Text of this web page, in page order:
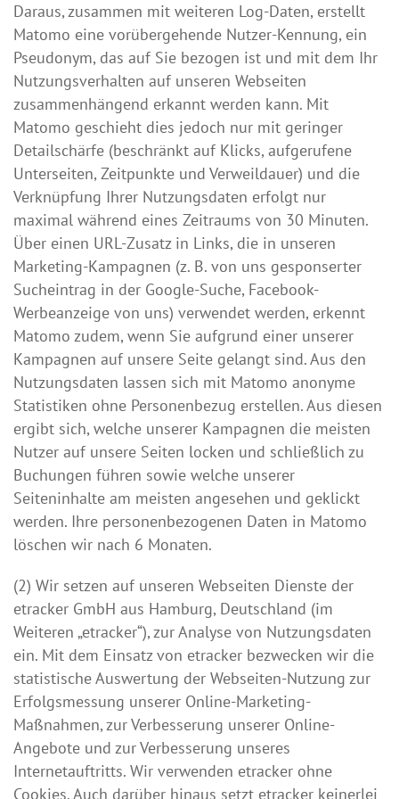
Daraus, zusammen mit weiteren Log-Daten, erstellt
Matomo eine vorübergehende Nutzer-Kennung, ein
Pseudonym, das auf Sie bezogen ist und mit dem Ihr
Nutzungsverhalten auf unseren Webseiten
zusammenhängend erkannt werden kann. Mit
Matomo geschieht dies jedoch nur mit geringer
Detailschärfe (beschränkt auf Klicks, aufgerufene
Unterseiten, Zeitpunkte und Verweildauer) und die
Verknüpfung Ihrer Nutzungsdaten erfolgt nur
maximal während eines Zeitraums von 30 Minuten.
Über einen URL-Zusatz in Links, die in unseren
Marketing-Kampagnen (z. B. von uns gesponserter
Sucheintrag in der Google-Suche, Facebook-
Werbeanzeige von uns) verwendet werden, erkennt
Matomo zudem, wenn Sie aufgrund einer unserer
Kampagnen auf unsere Seite gelangt sind. Aus den
Nutzungsdaten lassen sich mit Matomo anonyme
Statistiken ohne Personenbezug erstellen. Aus diesen
ergibt sich, welche unserer Kampagnen die meisten
Nutzer auf unsere Seiten locken und schließlich zu
Buchungen führen sowie welche unserer
Seiteninhalte am meisten angesehen und geklickt
werden. Ihre personenbezogenen Daten in Matomo
löschen wir nach 6 Monaten.
(2) Wir setzen auf unseren Webseiten Dienste der
etracker GmbH aus Hamburg, Deutschland (im
Weiteren „etracker“), zur Analyse von Nutzungsdaten
ein. Mit dem Einsatz von etracker bezwecken wir die
statistische Auswertung der Webseiten-Nutzung zur
Erfolgsmessung unserer Online-Marketing-
Maßnahmen, zur Verbesserung unserer Online-
Angebote und zur Verbesserung unseres
Internetauftritts. Wir verwenden etracker ohne
Cookies. Auch darüber hinaus setzt etracker keinerlei